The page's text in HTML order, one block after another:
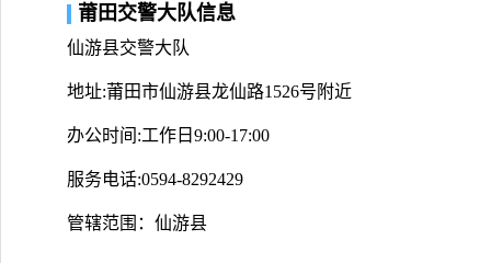
莆田交警大队信息
仙游县交警大队
地址:莆田市仙游县龙仙路1526号附近
办公时间:工作日9:00-17:00
服务电话:0594-8292429
管辖范围：仙游县